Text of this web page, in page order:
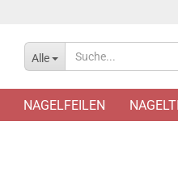
Alle
NAGELFEILEN